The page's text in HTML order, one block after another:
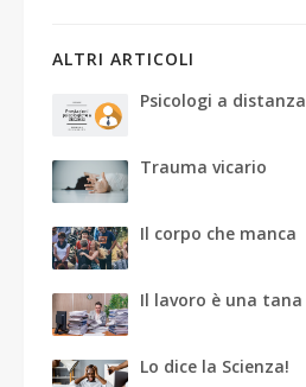
ALTRI ARTICOLI
Psicologi a distanza
Trauma vicario
Il corpo che manca
Il lavoro è una tana
Lo dice la Scienza!